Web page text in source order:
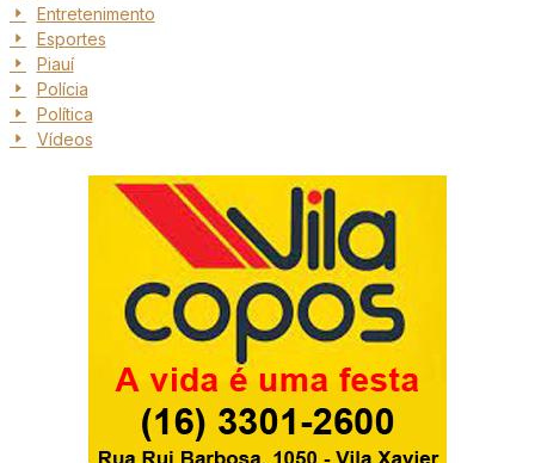
Entretenimento
Esportes
Piauí
Polícia
Política
Vídeos